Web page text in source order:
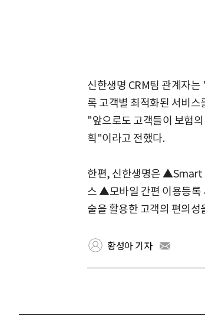
신한생명 CRM팀 관계자
록 고객별 최적화된 서비
"앞으로도 고객들이 보험
획"이라고 전했다.
한편, 신한생명은 ▲Smart
스 ▲모바일 간편 이용등록
술을 활용한 고객의 편의
황성아 기자